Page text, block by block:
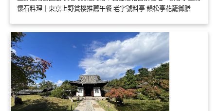
懷石料理｜東京上野賞櫻推薦午餐 老字號料亭 韻松亭花籠御膳